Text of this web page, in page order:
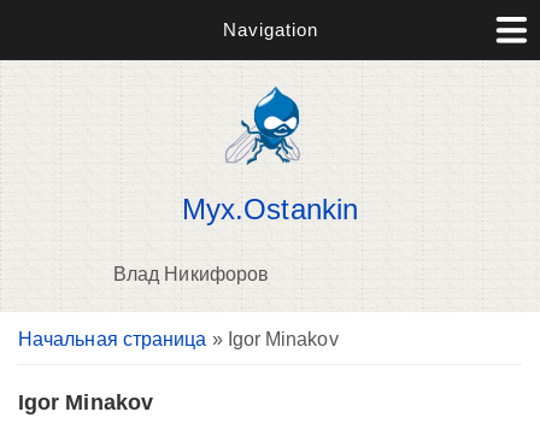
Navigation
Myx.Ostankin
Влад Никифоров
Вы здесь
Начальная страница » Igor Minakov
Igor Minakov